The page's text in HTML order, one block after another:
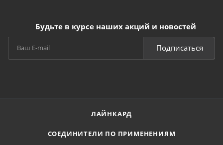
Будьте в курсе наших акций и новостей
Подписаться
ЛАЙНКАРД
СОЕДИНИТЕЛИ ПО ПРИМЕНЕНИЯМ